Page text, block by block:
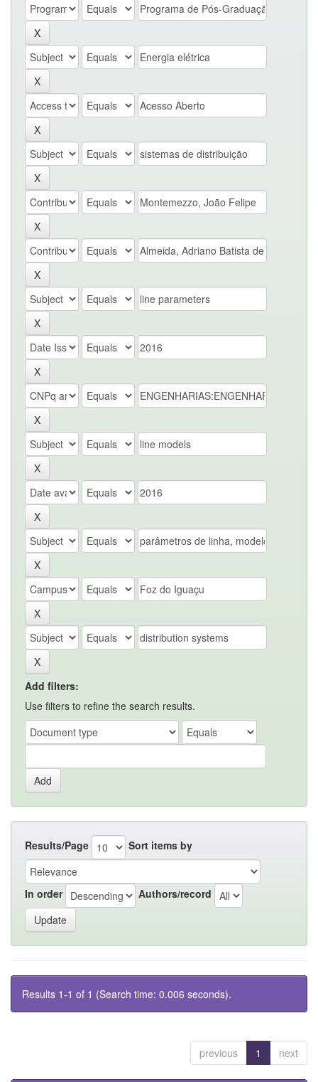
Add filters:
Use filters to refine the search results.
Results/Page Sort items by
In order Authors/record
Results 1-1 of 1 (Search time: 0.006 seconds).
previous 1 next